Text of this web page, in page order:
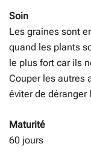
Soin
Les graines sont
quand les plants
le plus fort car ils
Couper les autres
éviter de déranger
Maturité
60 jours